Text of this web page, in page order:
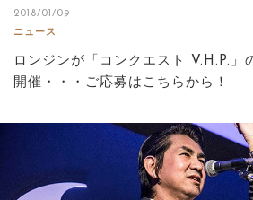
2018/01/09
ニュース
ロンジンが「コンクエスト V.H.P.」
開催・・・ご応募はこちらから！